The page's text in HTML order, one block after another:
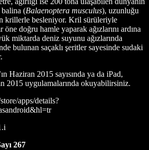
balina (Balaenoptera musculus), uzunluğu
krillerle besleniyor. Kril sürüleriyle
doğru hamle yaparak ağızlarını ardına
miktarda deniz suyunu ağızlarında
bulunan saçaklı şeritler sayesinde sudaki
Haziran 2015 sayısında ya da iPad,
2015 uygulamalarında okuyabilirsiniz.
apps/details?
267